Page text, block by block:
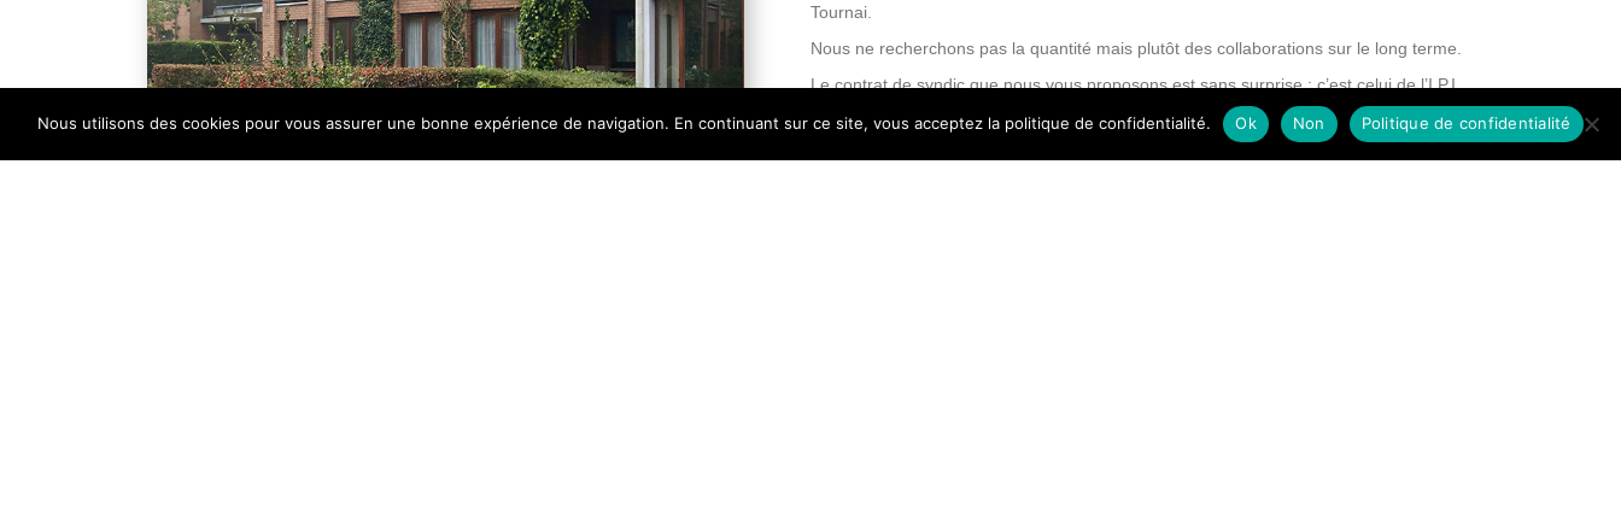
Tournai.
Nous ne recherchons pas la quantité mais plutôt des collaborations sur le long terme.
Le contrat de syndic que nous vous proposons est sans surprise : c’est celui de l’I.P.I..
Nous utilisons des cookies pour vous assurer une bonne expérience de navigation. En continuant sur ce site, vous acceptez la politique de confidentialité. Ok Non Politique de confidentialité